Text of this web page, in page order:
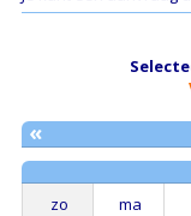
«
zo
ma